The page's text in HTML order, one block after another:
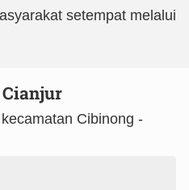
setempat melalui
Cianjur
Cibinong -